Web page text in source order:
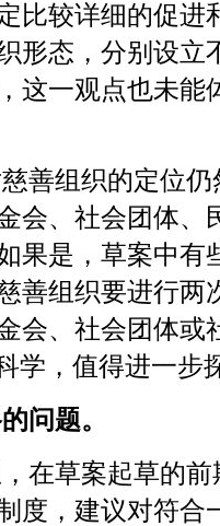
比较详细的促进
形态，分别设立
这一观点也未能
善组织的定位
会、社会团体、
果是，草案中有
善组织要进行两
会、社会团体或
学，值得进一步
问题。
在草案起草的
度，建议对符合